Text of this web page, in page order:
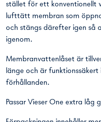
stället för ett konventionellt
lufttätt membran som
och stängs därefter igen så
igenom.
Membranvattenlåset är
länge och är
förhållanden.
Passar Vieser One extra låg